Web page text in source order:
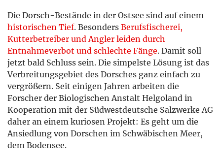
Die Dorsch-Bestände in der Ostsee sind auf einem
historischen Tief. Besonders Berufsfischerei,
Kutterbetreiber und Angler leiden durch
Entnahmeverbot und schlechte Fänge. Damit soll
jetzt bald Schluss sein. Die simpelste Lösung ist das
Verbreitungsgebiet des Dorsches ganz einfach zu
vergrößern. Seit einigen Jahren arbeiten die
Forscher der Biologischen Anstalt Helgoland in
Kooperation mit der Südwestdeutsche Salzwerke AG
daher an einem kuriosen Projekt: Es geht um die
Ansiedlung von Dorschen im Schwäbischen Meer,
dem Bodensee.